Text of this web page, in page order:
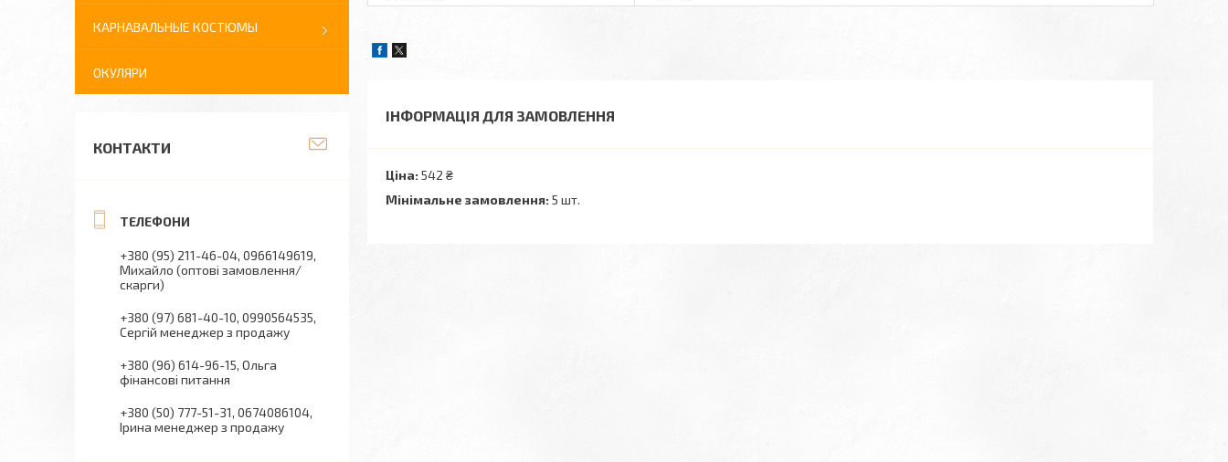
ІНФОРМАЦІЯ ДЛЯ ЗАМОВЛЕННЯ
Ціна: 542 ₴
Мінімальне замовлення: 5 шт.
КАРНАВАЛЬНЫЕ КОСТЮМЫ
ОКУЛЯРИ
КОНТАКТИ
+380 (95) 211-46-04 0966149619
Михайло (оптові замовлення/
скарги)
+380 (97) 681-40-10 0990564535
Сергій менеджер з продажу
+380 (96) 614-96-15 Ольга
фінансові питання
+380 (50) 777-51-31 0674086104
Ірина менеджер з продажу